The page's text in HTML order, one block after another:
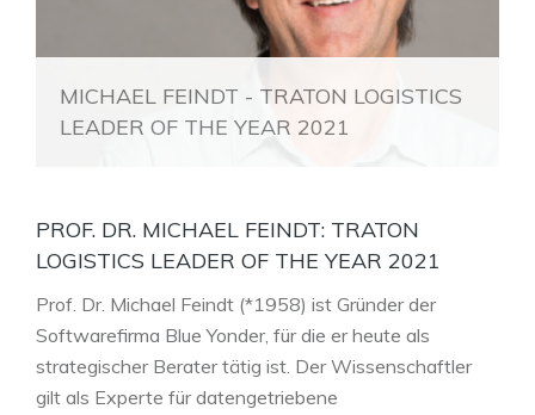
MICHAEL FEINDT - TRATON LOGISTICS
LEADER OF THE YEAR 2021
PROF. DR. MICHAEL FEINDT: TRATON
LOGISTICS LEADER OF THE YEAR 2021
Prof. Dr. Michael Feindt (*1958) ist Gründer der
Softwarefirma Blue Yonder, für die er heute als
strategischer Berater tätig ist. Der Wissenschaftler
gilt als Experte für datengetriebene